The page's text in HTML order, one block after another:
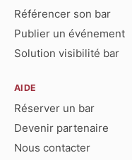
Référencer son bar
Publier un événement
Solution visibilité bar
AIDE
Réserver un bar
Devenir partenaire
Nous contacter